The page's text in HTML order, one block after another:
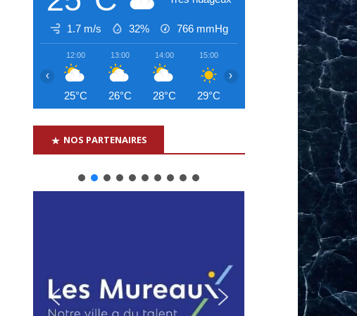
1.7 m/s 32% 766 mmHg
12:00
25°C
13:00
26°C
14:00
28°C
15:00
29°C
17:00
30°C
18:00
30°C
‹ ›
NOS PARTENAIRES